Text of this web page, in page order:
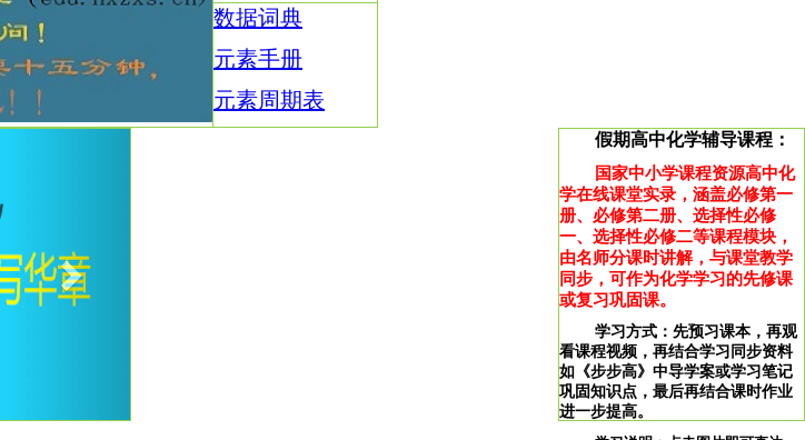
数据词典
元素手册
元素周期表
假期高中化学辅导课程：
国家中小学课程资源高中化
学在线课堂实录，涵盖必修第一
册、必修第二册、选择性必修
一、选择性必修二等课程模块，
由名师分课时讲解，与课堂教学
同步，可作为化学学习的先修课
或复习巩固课。
学习方式：先预习课本，再观
看课程视频，再结合学习同步资料
如《步步高》中导学案或学习笔记
巩固知识点，最后再结合课时作业
进一步提高。